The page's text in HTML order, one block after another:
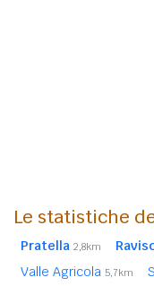
Le statistiche
Pratella 2,8km
Valle Agricola 5,7km